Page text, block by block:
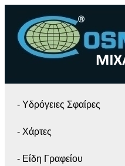
- Yδρόγειες Σφαίρες
- Χάρτες
- Είδη Γραφείου